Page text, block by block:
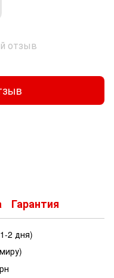
отзыв
Гарантия
2 дня)